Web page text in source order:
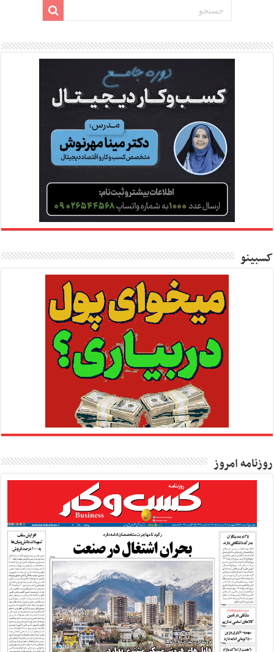
کسبینو
روزنامه امروز